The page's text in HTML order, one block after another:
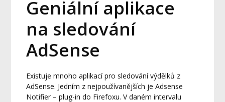
Geniální aplikace
na sledování
AdSense
Existuje mnoho aplikací pro sledování výdělků z
AdSense. Jedním z nejpoužívanějších je Adsense
Notifier – plug-in do Firefoxu. V daném intervalu